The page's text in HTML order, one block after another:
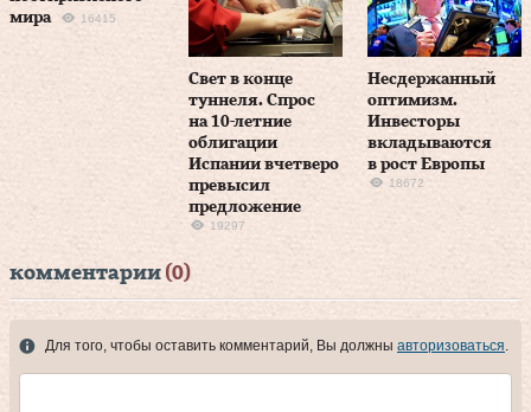
мира
16415
Свет в конце
туннеля. Спрос
на 10‑летние
облигации
Испании вчетверо
превысил
предложение
19297
Несдержанный
оптимизм.
Инвесторы
вкладываются
в рост Европы
18672
комментарии (0)
Для того, чтобы оставить комментарий, Вы должны авторизоваться.